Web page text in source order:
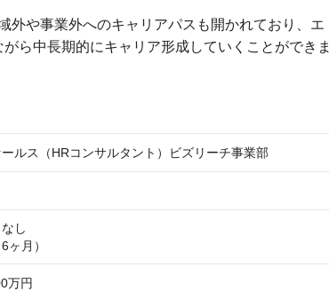
外や事業外へのキャリアパスも開かれており、エ
ら中長期的にキャリア形成していくことができま
ルス（HRコンサルタント）ビズリーチ事業部
し
ヶ月）
万円